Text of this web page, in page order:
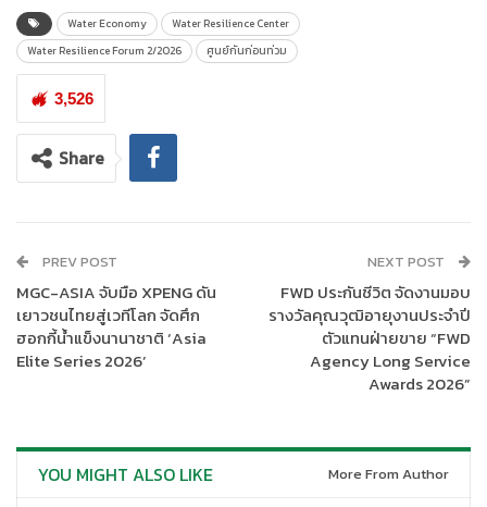
เอกชน ภาคประชาสังคม และเยาวชนรุ่นใหม่ ร่วมแลกเปลี่ยนมุมมองใน
การยกระดับการบริหารจัดการน้ำของประเทศไทย
น้ำ” ความเสี่ยงใหญ่ของเศรษฐกิจไทย
ศาสตราจารย์ ดร.วิเลิศ ภูริวัชร
อธิการบดีจุฬาลงกรณ์มหาวิทยาลัย
Water Economy
Water Resilience Center
Water Resilience Forum 2/2026
ศูนย์กันก่อนท่วม
3,526
Share
PREV POST
MGC-ASIA จับมือ XPENG ดัน
เยาวชนไทยสู่เวทีโลก จัดศึก
ฮอกกี้น้ำแข็งนานาชาติ ‘Asia
Elite Series 2026’
NEXT POST
FWD ประกันชีวิต จัดงานมอบ
รางวัลคุณวุฒิอายุงานประจำปี
ตัวแทนฝ่ายขาย “FWD
Agency Long Service
Awards 2026”
YOU MIGHT ALSO LIKE More From Author